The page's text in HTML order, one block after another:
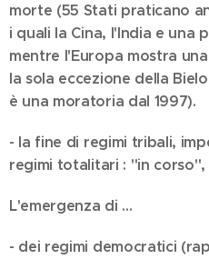
morte (55 Stati praticano
i quali la Cina, l'India e una
mentre l'Europa mostra
la sola eccezione della
è una moratoria dal 1997).
- la fine di regimi tribali,
regimi totalitari : "in corso",
L'emergenza di ...
- dei regimi democratici